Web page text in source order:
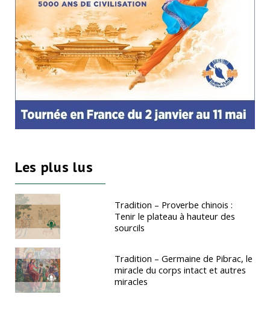
Les plus lus
Tradition – Proverbe chinois :
Tenir le plateau à hauteur des
sourcils
Tradition – Germaine de Pibrac, le
miracle du corps intact et autres
miracles